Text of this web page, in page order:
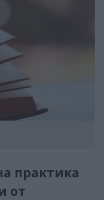
практика
от